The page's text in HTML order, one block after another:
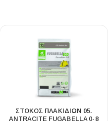
ΣΤΟΚΟΣ ΠΛΑΚΙΔΙΩΝ 05.
ANTRACITE FUGABELLA 0-8